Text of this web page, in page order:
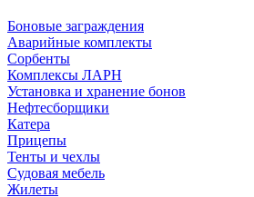
Боновые заграждения
Аварийные комплекты
Сорбенты
Комплексы ЛАРН
Установка и хранение бонов
Нефтесборщики
Катера
Прицепы
Тенты и чехлы
Судовая мебель
Жилеты